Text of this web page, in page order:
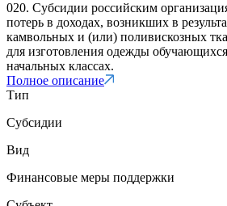
020. Субсидии российским
потерь в доходах, возникших в
камвольных и (или) поливискозных
для изготовления одежды
начальных классах.
Полное описание
Тип
Субсидии
Вид
Финансовые меры поддержки